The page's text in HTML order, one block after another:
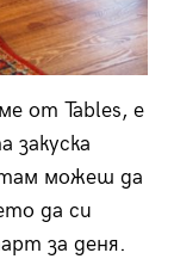
от Tables, е
закуска
можеш да
да си
за деня.